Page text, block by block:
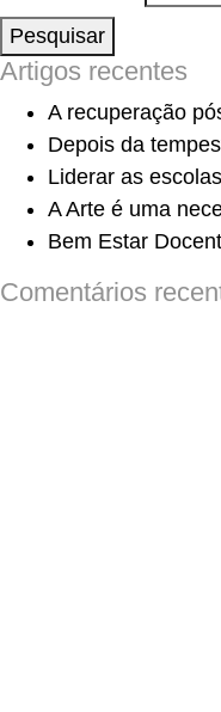
Pesquisar
Artigos recentes
A recuperação
Depois da
Liderar as
A Arte é uma
Bem Estar
Comentários